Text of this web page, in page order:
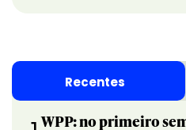
Recentes
WPP: no primeiro